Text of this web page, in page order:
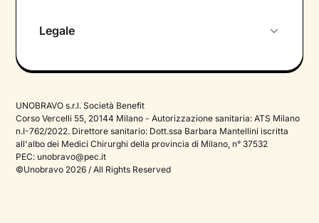
Legale
Cookie Policy
UNOBRAVO s.r.l. Società Benefit
Corso Vercelli 55, 20144 Milano - Autorizzazione sanitaria: ATS Milano
n.I-762/2022. Direttore sanitario: Dott.ssa Barbara Mantellini iscritta
all'albo dei Medici Chirurghi della provincia di Milano, n° 37532
PEC: unobravo@pec.it
©Unobravo 2026 / All Rights Reserved